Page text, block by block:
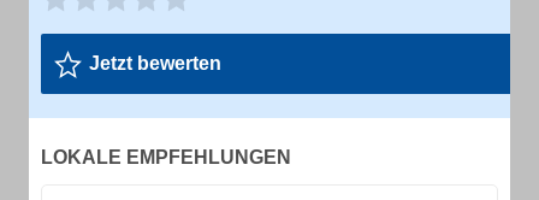
Jetzt bewerten
LOKALE EMPFEHLUNGEN